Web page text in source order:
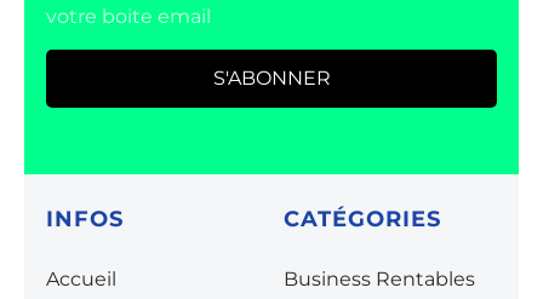
votre boite email
S'ABONNER
INFOS
Accueil
CATÉGORIES
Business Rentables